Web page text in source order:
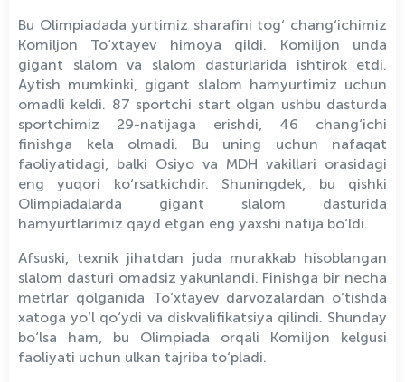
Bu Olimpiadada yurtimiz sharafini tog‘ chang‘ichimiz
Komiljon To‘xtayev himoya qildi. Komiljon unda
gigant slalom va slalom dasturlarida ishtirok etdi.
Aytish mumkinki, gigant slalom hamyurtimiz uchun
omadli keldi. 87 sportchi start olgan ushbu dasturda
sportchimiz 29-natijaga erishdi, 46 chang‘ichi
finishga kela olmadi. Bu uning uchun nafaqat
faoliyatidagi, balki Osiyo va MDH vakillari orasidagi
eng yuqori ko‘rsatkichdir. Shuningdek, bu qishki
Olimpiadalarda gigant slalom dasturida
hamyurtlarimiz qayd etgan eng yaxshi natija bo‘ldi.
Afsuski, texnik jihatdan juda murakkab hisoblangan
slalom dasturi omadsiz yakunlandi. Finishga bir necha
metrlar qolganida To‘xtayev darvozalardan o‘tishda
xatoga yo‘l qo‘ydi va diskvalifikatsiya qilindi. Shunday
bo‘lsa ham, bu Olimpiada orqali Komiljon kelgusi
faoliyati uchun ulkan tajriba to‘pladi.